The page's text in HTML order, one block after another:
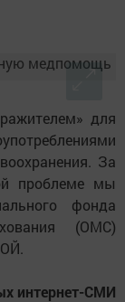
для
За
проблеме мы
фонда
(ОМС)
интернет-СМИ